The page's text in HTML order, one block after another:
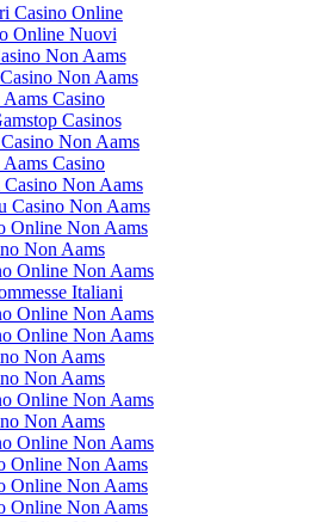
Casino Online
Online Nuovi
Non Aams
Non Aams
Casino
Casinos
Non Aams
Casino
Non Aams
Casino Non Aams
Online Non Aams
Non Aams
Online Non Aams
Italiani
Online Non Aams
Online Non Aams
Non Aams
Non Aams
Online Non Aams
Non Aams
Online Non Aams
Online Non Aams
Online Non Aams
Online Non Aams